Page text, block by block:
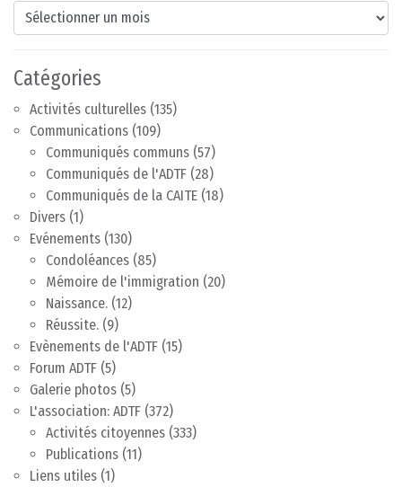
Archives
Catégories
Activités culturelles (135)
Communications (109)
Communiqués communs (57)
Communiqués de l'ADTF (28)
Communiqués de la CAITE (18)
Divers (1)
Evénements (130)
Condoléances (85)
Mémoire de l'immigration (20)
Naissance. (12)
Réussite. (9)
Evènements de l'ADTF (15)
Forum ADTF (5)
Galerie photos (5)
L'association: ADTF (372)
Activités citoyennes (333)
Publications (11)
Liens utiles (1)